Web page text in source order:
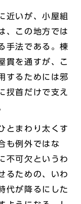
近いが、小屋組
、この地方では
手法である。棟
貫を通すが、こ
するためには邪
扠首だけで支え
とまわり太くす
も例外ではな
不可欠というわ
るための、いわ
代が降るにした